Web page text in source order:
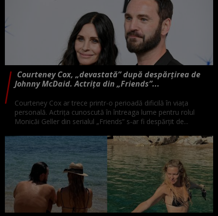
Courteney Cox, „devastată” după despărțirea de
Johnny McDaid. Actrița din „Friends”...
Courteney Cox ar trece printr-o perioadă dificilă în viața
personală. Actrița cunoscută în întreaga lume pentru rolul
Monicăi Geller din serialul „Friends” s-ar fi despărțit de...